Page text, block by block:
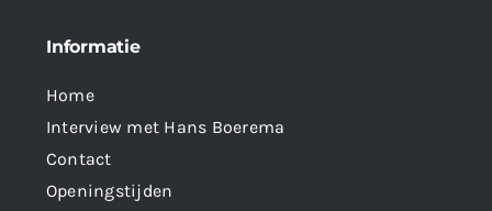
Informatie
Home
Interview met Hans Boerema
Contact
Openingstijden